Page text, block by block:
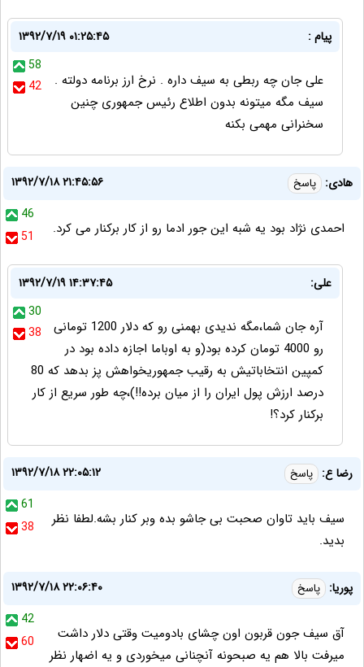
ﭘﯿﺎﻡ :
۱۳۹۲/۷/۱۹ ۰۱:۲۵:۴۵
58
42
ﻋﻠﯽ ﺟﺎﻥ ﭼﻪ ﺭﺑﻄﯽ ﺑﻪ ﺳﯿﻒ ﺩﺍﺭﻩ . ﻧﺮﺥ ﺍﺭﺯ ﺑﺮﻧﺎﻣﻪ ﺩﻭﻟﺘﻪ .
ﺳﯿﻒ ﻣﮕﻪ ﻣﯿﺘﻮﻧﻪ ﺑﺪﻭﻥ ﺍﻃﻼﻉ ﺭﺋﯿﺲ ﺟﻤﻬﻮﺭﯼ ﭼﻨﯿﻦ
ﺳﺨﻨﺮﺍﻧﯽ ﻣﻬﻤﯽ ﺑﮑﻨﻪ
هادی: پاسخ
۱۳۹۲/۷/۱۸ ۲۱:۴۵:۵۶
46
51
احمدی نژاد بود یه شبه این جور ادما رو از کار برکنار می کرد.
علی:
۱۳۹۲/۷/۱۹ ۱۴:۳۷:۴۵
30
38
آره جان شما،مگه ندیدی بهمنی رو که دلار 1200 تومانی
رو 4000 تومان کرده بود(و به اوباما اجازه داده بود در
کمپین انتخاباتیش به رقیب جمهوریخواهش پز بدهد که 80
درصد ارزش پول ایران را از میان برده!!)،چه طور سریع از کار
برکنار کرد؟!
رضا ع: پاسخ
۱۳۹۲/۷/۱۸ ۲۲:۰۵:۱۲
61
38
سیف باید تاوان صحبت بی جاشو بده وبر کنار بشه.لطفا نظر
بدید.
پوریا: پاسخ
۱۳۹۲/۷/۱۸ ۲۲:۰۶:۴۰
42
60
آق سیف جون قربون اون چشای بادومیت وقتی دلار داشت
میرفت بالا هم یه صبحونه آنچنانی میخوردی و یه اضهار نظر